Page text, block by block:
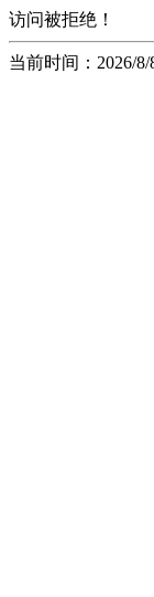
访问被拒绝！
当前时间：2026/8/